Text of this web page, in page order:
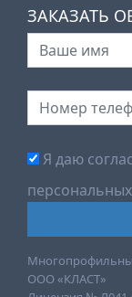
ЗАКАЗАТЬ
Я даю
ООО «КЛАСТ»